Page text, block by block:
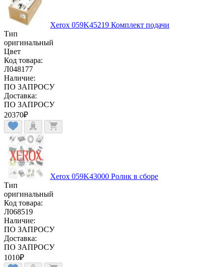
Xerox 059K45219 Комплект подачи
Тип
оригинальный
Цвет
Код товара:
Л048177
Наличие:
ПО ЗАПРОСУ
Доставка:
ПО ЗАПРОСУ
20370₽
Xerox 059K43000 Ролик в сборе
Тип
оригинальный
Код товара:
Л068519
Наличие:
ПО ЗАПРОСУ
Доставка:
ПО ЗАПРОСУ
1010₽